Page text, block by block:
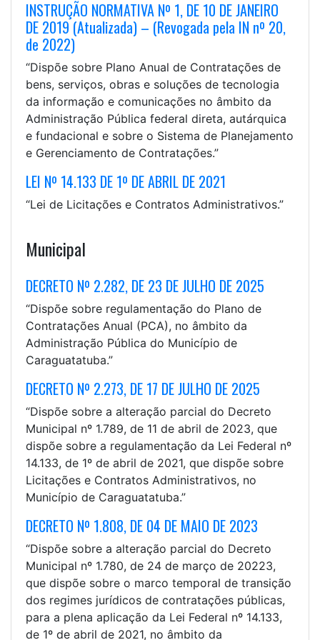
INSTRUÇÃO NORMATIVA Nº 1, DE 10 DE JANEIRO
DE 2019 (Atualizada) – (Revogada pela IN nº 20,
de 2022)
“Dispõe sobre Plano Anual de Contratações de
bens, serviços, obras e soluções de tecnologia
da informação e comunicações no âmbito da
Administração Pública federal direta, autárquica
e fundacional e sobre o Sistema de Planejamento
e Gerenciamento de Contratações.”
LEI Nº 14.133 DE 1º DE ABRIL DE 2021
“Lei de Licitações e Contratos Administrativos.”
Municipal
DECRETO Nº 2.282, DE 23 DE JULHO DE 2025
“Dispõe sobre regulamentação do Plano de
Contratações Anual (PCA), no âmbito da
Administração Pública do Município de
Caraguatatuba.”
DECRETO Nº 2.273, DE 17 DE JULHO DE 2025
“Dispõe sobre a alteração parcial do Decreto
Municipal nº 1.789, de 11 de abril de 2023, que
dispõe sobre a regulamentação da Lei Federal nº
14.133, de 1º de abril de 2021, que dispõe sobre
Licitações e Contratos Administrativos, no
Município de Caraguatatuba.”
DECRETO Nº 1.808, DE 04 DE MAIO DE 2023
“Dispõe sobre a alteração parcial do Decreto
Municipal nº 1.780, de 24 de março de 20223,
que dispõe sobre o marco temporal de transição
dos regimes jurídicos de contratações públicas,
para a plena aplicação da Lei Federal nº 14.133,
de 1º de abril de 2021, no âmbito da